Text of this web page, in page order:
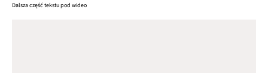
Dalsza część tekstu pod wideo